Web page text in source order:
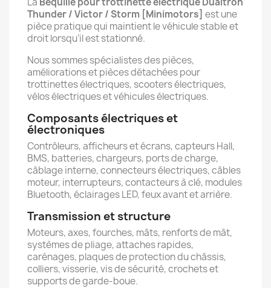
Thunder / Victor / Storm [Minimotors] est une
pièce pratique qui maintient le véhicule stable et
droit lorsqu’il est stationné.
Nous sommes spécialistes des pièces,
améliorations et pièces détachées pour
trottinettes électriques, scooters électriques,
vélos électriques et véhicules électriques.
Composants électriques et
électroniques
Contrôleurs, afficheurs et écrans, capteurs Hall,
BMS, batteries, chargeurs, ports de charge,
câblage interne, connecteurs électriques, câbles
moteur, interrupteurs, contacteurs à clé, modules
Bluetooth, éclairages LED, feux avant et arrière.
Transmission et structure
Moteurs, axes, fourches, mâts, renforts de mât,
systèmes de pliage, attaches rapides,
carénages, plaques de protection du châssis,
colliers, visserie, vis de sécurité, crochets et
supports de garde-boue.